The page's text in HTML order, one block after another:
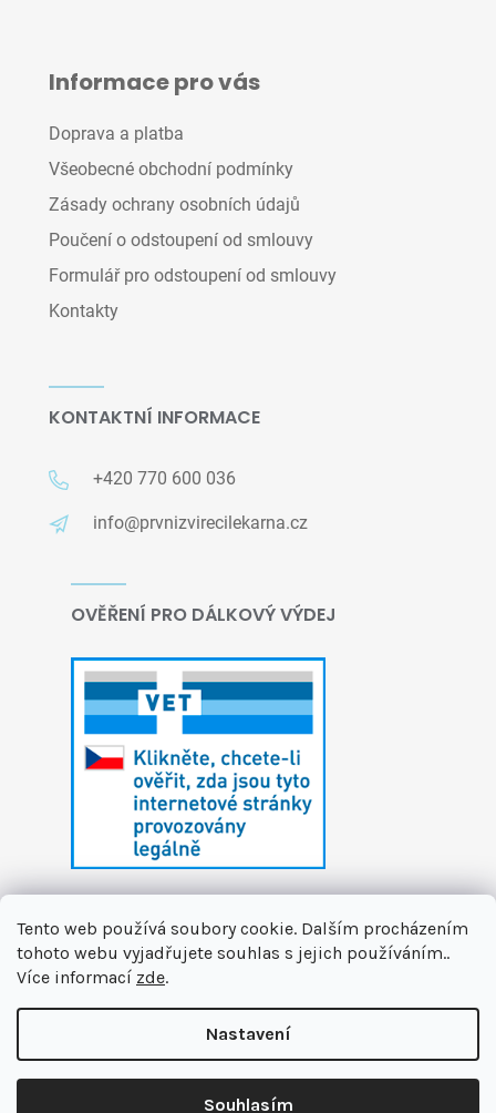
Tento web používá soubory cookie. Dalším procházením
tohoto webu vyjadřujete souhlas s jejich používáním..
Více informací zde.
Nastavení
Souhlasím
🏝️ Dáváme si letní pauzu. Připravujeme pro vás novinky a na
podzim se na vás těšíme v nové podobě. Jsme tu pro Vás na
Informace pro vás
Doprava a platba
Všeobecné obchodní podmínky
Zásady ochrany osobních údajů
Poučení o odstoupení od smlouvy
Formulář pro odstoupení od smlouvy
Kontakty
KONTAKTNÍ INFORMACE
+420 770 600 036
info@prvnizvirecilekarna.cz
OVĚŘENÍ PRO DÁLKOVÝ VÝDEJ
Copyright 2026První zvířecí lékárna. Všechna